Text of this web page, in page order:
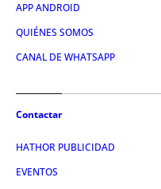
APP ANDROID
QUIÉNES SOMOS
CANAL DE WHATSAPP
Contactar
HATHOR PUBLICIDAD
EVENTOS